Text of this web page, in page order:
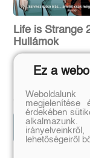
Life is Strange
Hullámok
Emma Vieceli
Eredeti ár:
5 490 Ft
Kötött
4
Kosárba
Ez a
megjelenítése
érdekében
lehetőségeiről